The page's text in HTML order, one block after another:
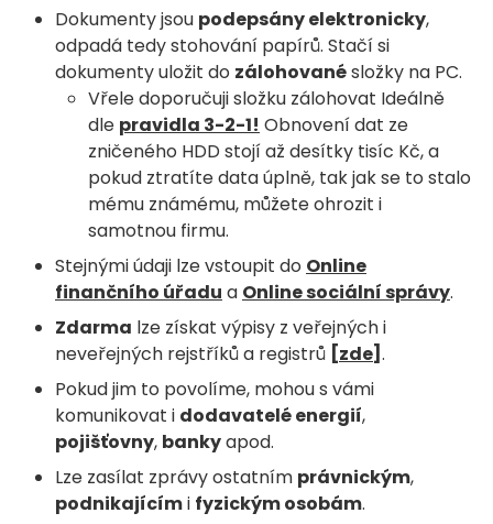
Dokumenty jsou podepsány elektronicky,
odpadá tedy stohování papírů. Stačí si
dokumenty uložit do zálohovanésložky na PC.
Vřele doporučuji složku zálohovat Ideálně
dle pravidla 3-2-1! Obnovení dat ze
zničeného HDD stojí až desítky tisíc Kč, a
pokud ztratíte data úplně, tak jak se to stalo
mému známému, můžete ohrozit i
samotnou firmu.
Stejnými údaji lze vstoupit do Online
finančního úřadu a Online sociální správy.
Zdarma lze získat výpisy z veřejných i
neveřejných rejstříků a registrů [zde] .
Pokud jim to povolíme, mohou s vámi
komunikovat i dodavatelé energií,
pojišťovny, bankyapod.
Lze zasílat zprávy ostatním právnickým,
podnikajícími fyzickým osobám.